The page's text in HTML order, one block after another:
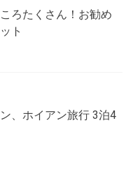
ろたくさん！お勧め
ト
、ホイアン旅行 3泊4